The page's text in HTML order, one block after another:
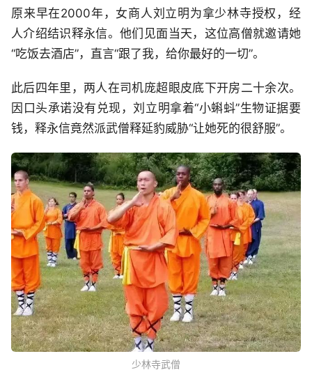
原来早在2000年，女商人刘立明为拿少林寺授权，经
人介绍结识释永信。他们见面当天，这位高僧就邀请她
“吃饭去酒店”，直言“跟了我，给你最好的一切”。
此后四年里，两人在司机庞超眼皮底下开房二十余次。
因口头承诺没有兑现，刘立明拿着“小蝌蚪”生物证据要
钱，释永信竟然派武僧释延豹威胁“让她死的很舒服”。
少林寺武僧